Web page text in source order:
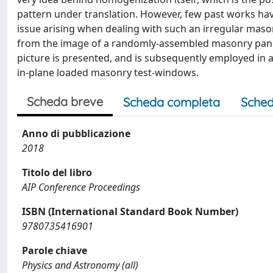
pattern under translation. However, few past works
issue arising when dealing with such an irregular
from the image of a randomly-assembled masonry
picture is presented, and is subsequently employed
in-plane loaded masonry test-windows.
Scheda breve Scheda completa
Anno di pubblicazione
2018
Titolo del libro
AIP Conference Proceedings
ISBN (International Standard Book Number)
9780735416901
Parole chiave
Physics and Astronomy (all)